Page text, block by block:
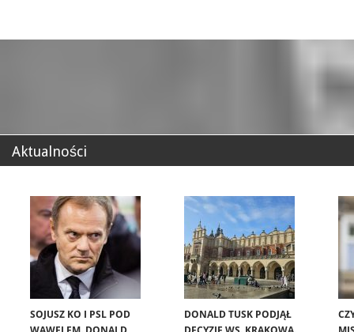
Aktualności
SOJUSZ KO I PSL POD
DONALD TUSK PODJĄŁ